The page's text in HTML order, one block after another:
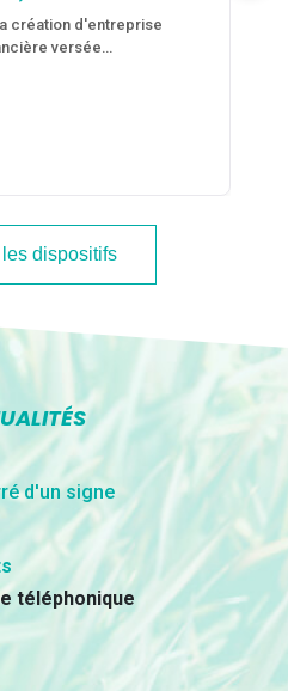
création d'entreprise
versée…
dispositifs
téléphonique